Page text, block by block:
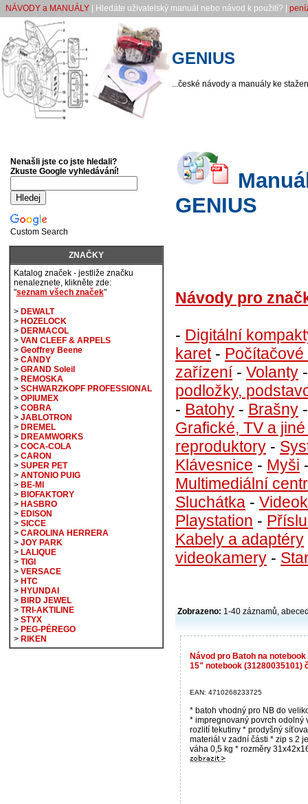
NÁVODY a MANUÁLY| Hledáte uživatelský manuál nebo návod k použití? |
GENIUS
...české návody a manuály ke
GENIUS
Návody pro
- Digitální
karet-
zařízení- Volanty
podložky,
- Batohy - Brašny
Grafické, TV a
reproduktory -
Klávesnice - Myši
Multimediální
Sluchátka -
Playstation -
Kabely a adaptéry
videokamery -
Zobrazeno: 1-40 záznamů,
Návod pro Batoh na
15" notebook (31280035101)
EAN: 4710268233725
* batoh vhodný pro NB do
* impregnovaný povrch odolný
rozlití tekutiny * prodyšný
materiál v zadní části * zip s 2
váha 0,5 kg * rozměry
Nenašli jste co jste hledali?
Zkuste Google vyhledávání!
Custom Search
ZNAČKY
Katalog značek - jestliže značku
nenaleznete, klikněte zde:
"seznam všech značek"
> DEWALT
> HOZELOCK
> DERMACOL
> VAN CLEEF & ARPELS
> Geoffrey Beene
> CANDY
> GRAND Soleil
> REMOSKA
> SCHWARZKOPF PROFESSIONAL
> OPIUMEX
> COBRA
> JABLOTRON
> DREMEL
> DREAMWORKS
> COCA-COLA
> CARON
> SUPER PET
> ANTONIO PUIG
> BE-MI
> BIOFAKTORY
> HASBRO
> EDISON
> SICCE
> CAROLINA HERRERA
> JOY PARK
> LALIQUE
> TIGI
> VERSACE
> HTC
> HYUNDAI
> BIRD JEWEL
> TRI-AKTILINE
> STYX
> PEG-PÉREGO
> RIKEN